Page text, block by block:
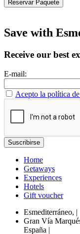
Reservar Paquete
Save with
Receive our best
E-mail:
Acepto la política
Home
Getaways
Experiences
Hotels
Gift voucher
Esmediterráneo, |
Gran Vía
España |